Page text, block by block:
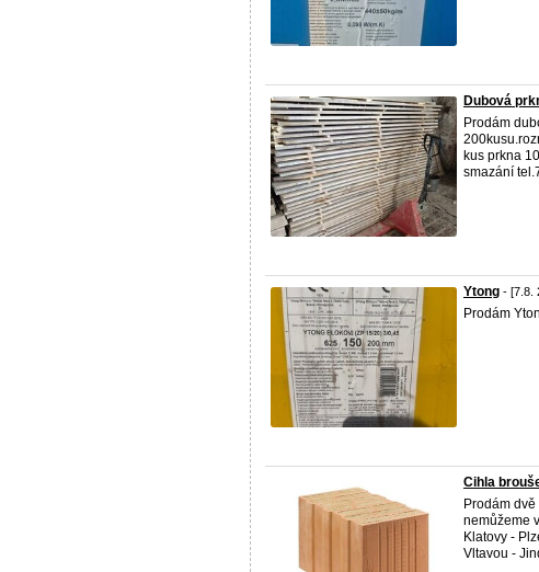
Dubová
Prodám
kus prkna
smazání
Ytong - [7.8.
Prodám
Cihla
Prodám dvě
nemůžeme
Klatovy -
Vltavou -